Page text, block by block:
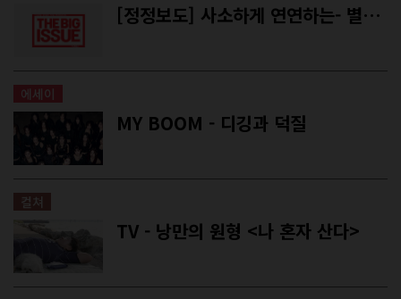
[정정보도] 사소하게 연연하는- 별점 1점에서부터 시작하는 사람들을 위해 <리뷰왕 장봉기> 기사 관련
에세이
MY BOOM - 디깅과 덕질
컬쳐
TV - 낭만의 원형 <나 혼자 산다>